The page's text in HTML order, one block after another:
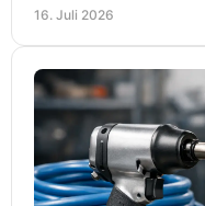
16. Juli 2026